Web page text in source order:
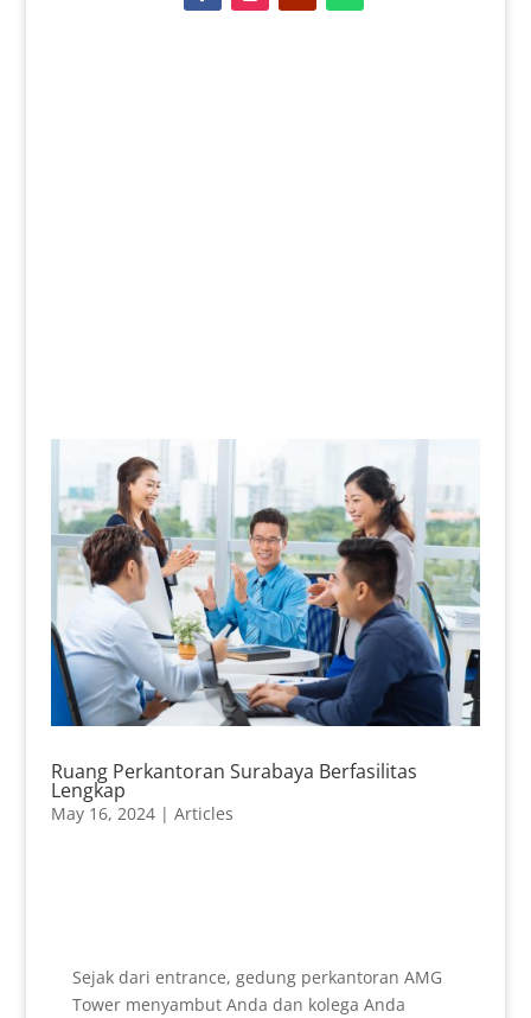
Ruang Perkantoran Surabaya Berfasilitas
Lengkap
May 16, 2024| Articles
Sejak dari entrance, gedung perkantoran AMG
Tower menyambut Anda dan kolega Anda